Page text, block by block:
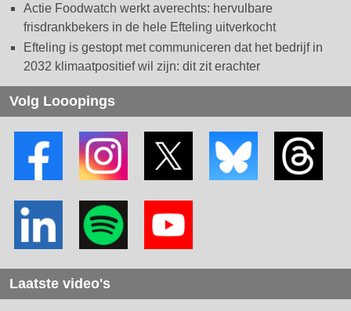
Actie Foodwatch werkt averechts: hervulbare
frisdrankbekers in de hele Efteling uitverkocht
Efteling is gestopt met communiceren dat het bedrijf in
2032 klimaatpositief wil zijn: dit zit erachter
Volg Looopings
Laatste video's